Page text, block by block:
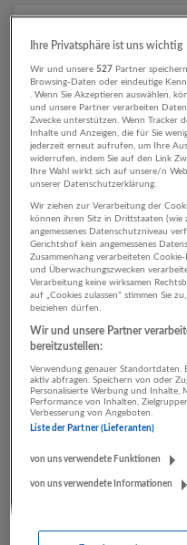
Ihre Privatsphäre ist uns wichtig
Wir und unsere527 Partner
Browsing-Daten oder eindeutige
. Wenn Sie Akzeptieren auswählen,
und unsere Partner verarbeiten
Zwecke unterstützen. Wenn Tracker
Inhalte und Anzeigen, die für Sie
jederzeit erneut aufrufen, um Ihre
widerrufen, indem Sie auf den Link
Ihre Wahl wirkt sich auf unsere/n
unserer Datenschutzerklärung.
Wir ziehen zur Verarbeitung der
können ihren Sitz in Drittstaaten (wie
angemessenes Datenschutzniveau
Gerichtshof kein angemessenes
Zusammenhang verarbeiteten
und Überwachungszwecken
Verarbeitung keine wirksamen
auf „Cookies zulassen“ stimmen Sie
beiziehen dürfen.
Wir und unsere Partner
bereitzustellen:
Verwendung genauer Standortdaten.
aktiv abfragen. Speichern von oder
Personalisierte Werbung und Inhalte,
Performance von Inhalten,
Verbesserung von Angeboten.
Liste der Partner (Lieferanten)
von uns verwendete Funktionen
von uns verwendete Informationen